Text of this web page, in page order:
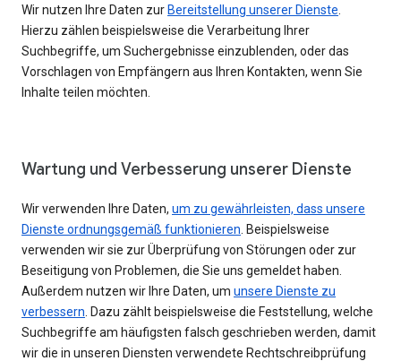
Wir nutzen Ihre Daten zur Bereitstellung unserer Dienste
Hierzu zählen beispielsweise die Verarbeitung Ihrer
Suchbegriffe, um Suchergebnisse einzublenden, oder das
Vorschlagen von Empfängern aus Ihren Kontakten, wenn Sie
Inhalte teilen möchten.
Wartung und Verbesserung unserer Dienste
Wir verwenden Ihre Daten, um zu gewährleisten, dass unsere
Dienste ordnungsgemäß funktionieren . Beispielsweise
verwenden wir sie zur Überprüfung von Störungen oder zur
Beseitigung von Problemen, die Sie uns gemeldet haben.
Außerdem nutzen wir Ihre Daten, um unsere Dienste zu
verbessern . Dazu zählt beispielsweise die Feststellung, welche
Suchbegriffe am häufigsten falsch geschrieben werden, damit
wir die in unseren Diensten verwendete Rechtschreibprüfung